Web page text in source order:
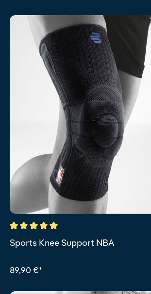
Durchschnittliche Bewertung von 5 von
Sports Knee Support NBA
89,90 €*